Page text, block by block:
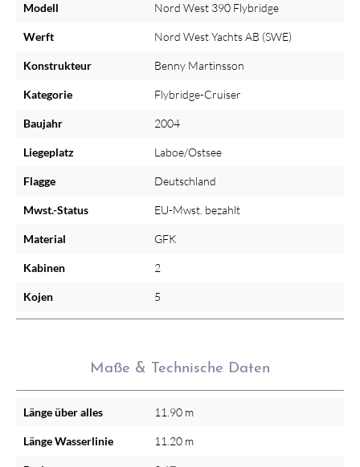
Modell Nord West 390 Flybridge
Werft Nord West Yachts AB (SWE)
Konstrukteur Benny Martinsson
Kategorie Flybridge-Cruiser
Baujahr 2004
Liegeplatz Laboe/Ostsee
Flagge Deutschland
Mwst.-Status EU-Mwst. bezahlt
Material GFK
Kabinen 2
Kojen 5
Maße & Technische Daten
Länge über alles 11.90 m
Länge Wasserlinie 11.20 m